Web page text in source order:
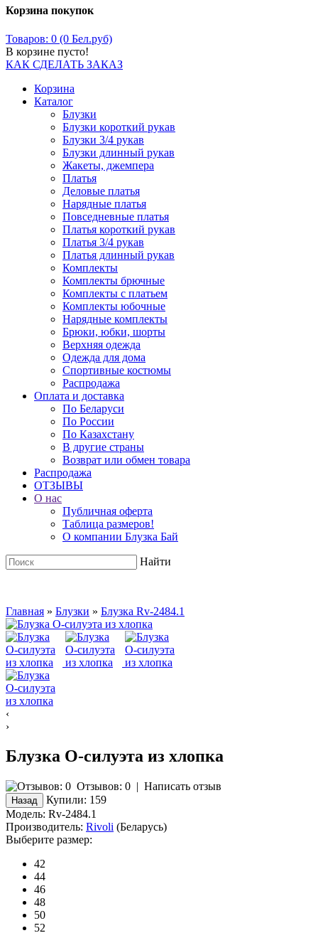
Корзина покупок
Товаров: 0 (0 Бел.руб)
В корзине пусто!
КАК СДЕЛАТЬ ЗАКАЗ
Корзина
Каталог
Блузки
Блузки короткий рукав
Блузки 3/4 рукав
Блузки длинный рукав
Жакеты, джемпера
Платья
Деловые платья
Нарядные платья
Повседневные платья
Платья короткий рукав
Платья 3/4 рукав
Платья длинный рукав
Комплекты
Комплекты брючные
Комплекты с платьем
Комплекты юбочные
Нарядные комплекты
Брюки, юбки, шорты
Верхняя одежда
Одежда для дома
Спортивные костюмы
Распродажа
Оплата и доставка
По Беларуси
По России
По Казахстану
В другие страны
Возврат или обмен товара
Распродажа
ОТЗЫВЫ
О нас
Публичная оферта
Таблица размеров!
О компании Блузка Бай
Найти
Главная » Блузки » Блузка Rv-2484.1
‹
›
Блузка О-силуэта из хлопка
Отзывов: 0 | Написать отзыв
Купили: 159
Модель: Rv-2484.1
Производитель: Rivoli (Беларусь)
Выберите размер:
42
44
46
48
50
52